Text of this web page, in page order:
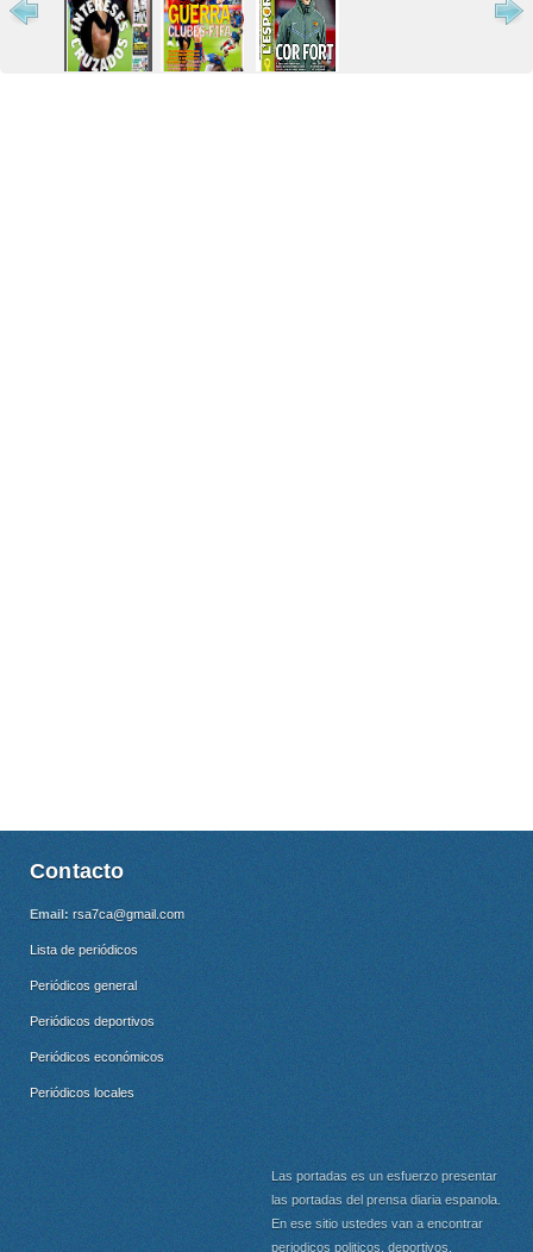
Contacto
Email: rsa7ca@gmail.com
Lista de periódicos
Periódicos general
Periódicos deportivos
Periódicos económicos
Periódicos locales
Las portadas es un esfuerzo presentar
las portadas del prensa diaria espanola.
En ese sitio ustedes van a encontrar
periodicos politicos, deportivos,